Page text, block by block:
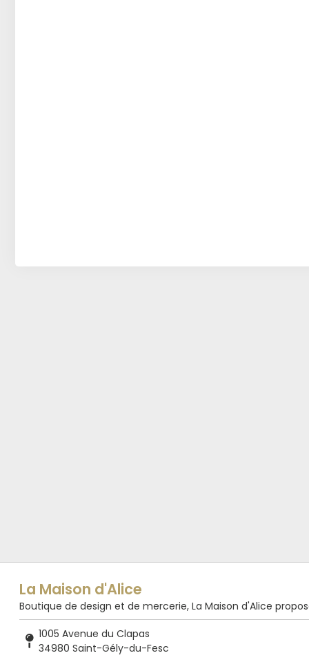
La Maison d'Alice
Boutique de design et de mercerie, La Maison d'Alice
1005 Avenue du Clapas
34980 Saint-Gély-du-Fesc